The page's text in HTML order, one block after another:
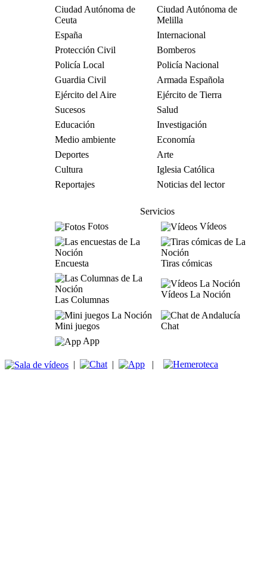
Ciudad Autónoma de
Ceuta
Ciudad Autónoma de
Melilla
España
Internacional
Protección Civil
Bomberos
Policía Local
Policía Nacional
Guardia Civil
Armada Española
Ejército del Aire
Ejército de Tierra
Sucesos
Salud
Educación
Investigación
Medio ambiente
Economía
Deportes
Arte
Cultura
Iglesia Católica
Reportajes
Noticias del lector
Servicios
Fotos
Vídeos
Encuesta Tiras cómicas
Las Columnas
Vídeos La Noción
Mini juegos
Chat
App
| | |